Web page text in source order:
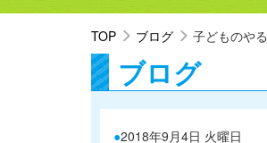
TOP ブログ 子どものや
ブログ
●2018年9月4日 火曜日